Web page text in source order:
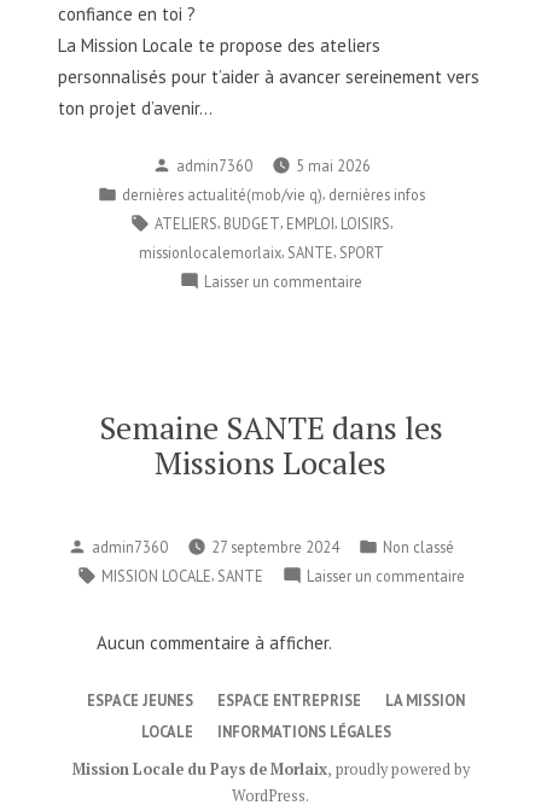
confiance en toi ?
La Mission Locale te propose des ateliers
personnalisés pour t’aider à avancer sereinement vers
ton projet d’avenir…
Publié
par
admin7360
5 mai 2026
Publié
dans
dernières actualité(mob/vie q) dernières infos
Étiquettes :
ATELIERS BUDGET EMPLOI LOISIRS
missionlocalemorlaix, SANTE SPORT
Laisser un commentairesur
2026
Semaine SANTE dans les
Missions Locales
Publié
par
admin7360 27 septembre 2024
Publié
dans
Non classé
Étiquettes :
MISSION LOCALE SANTE Laisser un commentairesur
Missions
Aucun commentaire à afficher.
ESPACE JEUNES ESPACE ENTREPRISE
LA MISSION
LOCALE
INFORMATIONS LÉGALES
Mission Locale du Pays de Morlaix, proudly powered by
WordPress.